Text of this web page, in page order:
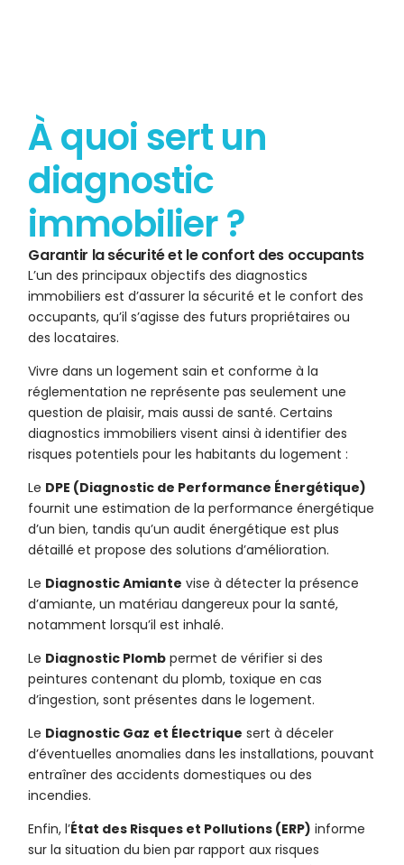
À quoi sert un
diagnostic
immobilier ?
Garantir la sécurité et le confort des occupants
L’un des principaux objectifs des diagnostics
immobiliers est d’assurer la sécurité et le confort des
occupants, qu’il s’agisse des futurs propriétaires ou
des locataires.
Vivre dans un logement sain et conforme à la
réglementation ne représente pas seulement une
question de plaisir, mais aussi de santé. Certains
diagnostics immobiliers visent ainsi à identifier des
risques potentiels pour les habitants du logement :
Le DPE (Diagnostic de Performance Énergétique)
fournit une estimation de la performance énergétique
d’un bien, tandis qu’un audit énergétique est plus
détaillé et propose des solutions d’amélioration.
Le Diagnostic Amiante vise à détecter la présence
d’amiante, un matériau dangereux pour la santé,
notamment lorsqu’il est inhalé.
Le Diagnostic Plomb permet de vérifier si des
peintures contenant du plomb, toxique en cas
d’ingestion, sont présentes dans le logement.
Le Diagnostic Gaz et Électrique sert à déceler
d’éventuelles anomalies dans les installations, pouvant
entraîner des accidents domestiques ou des
incendies.
Enfin, l’État des Risques et Pollutions (ERP) informe
sur la situation du bien par rapport aux risques